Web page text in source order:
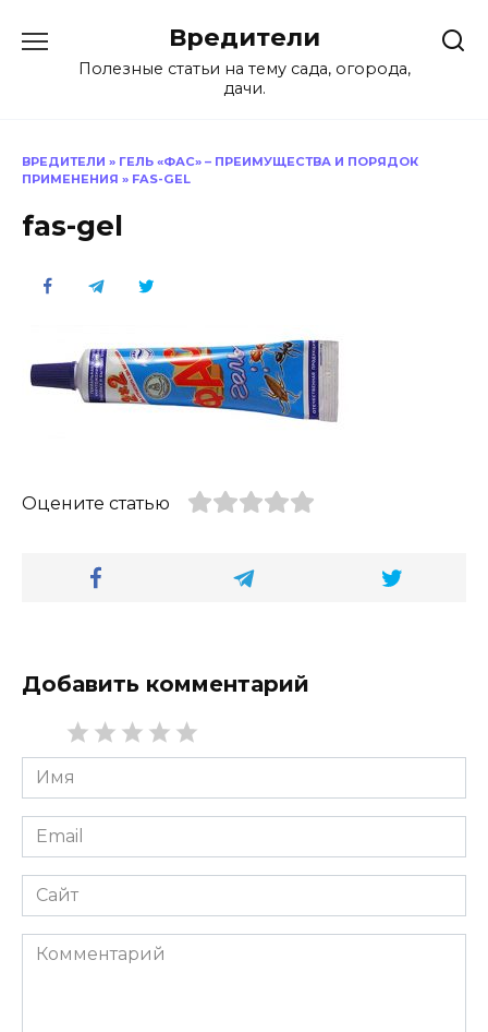
содержанию
Вредители
Полезные статьи на тему сада, огорода,
дачи.
ВРЕДИТЕЛИ » ГЕЛЬ «ФАС» – ПРЕИМУЩЕСТВА И ПОРЯДОК
ПРИМЕНЕНИЯ » FAS-GEL
fas-gel
Оцените статью
Добавить комментарий
Имя
*
Email
*
Сайт
Комментарий